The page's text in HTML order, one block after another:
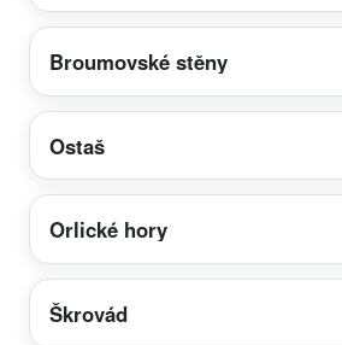
Broumovské stěny
Ostaš
Orlické hory
Škrovád